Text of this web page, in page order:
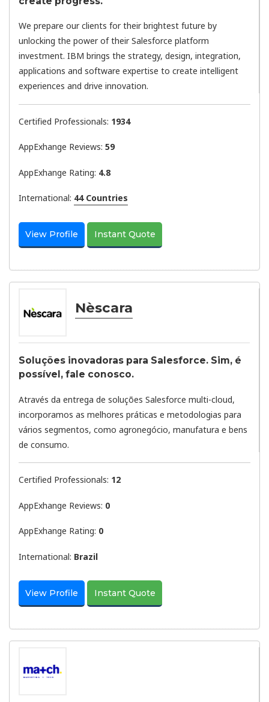
We prepare our clients for their brightest future by
unlocking the power of their Salesforce platform
investment. IBM brings the strategy, design, integration,
applications and software expertise to create intelligent
experiences and drive innovation.
Certified Professionals: 1934
AppExhange Reviews: 59
AppExhange Rating: 4.8
International: 44 Countries
View Profile Instant Quote
Nèscara
Soluções inovadoras para Salesforce. Sim, é
possível, fale conosco.
Através da entrega de soluções Salesforce multi-cloud,
incorporamos as melhores práticas e metodologias para
vários segmentos, como agronegócio, manufatura e bens
de consumo.
Certified Professionals: 12
AppExhange Reviews: 0
AppExhange Rating: 0
International: Brazil
View Profile Instant Quote